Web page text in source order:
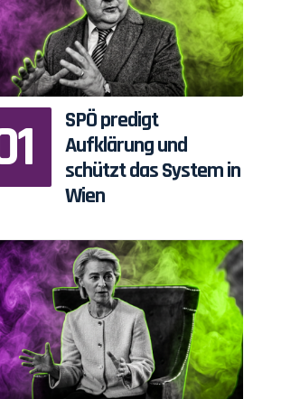
SPÖ predigt
Aufklärung und
schützt das System in
Wien